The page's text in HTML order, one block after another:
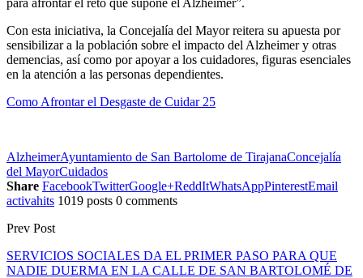
Con esta iniciativa, la Concejalía del Mayor reitera su apuesta por
sensibilizar a la población sobre el impacto del Alzheimer y otras
demencias, así como por apoyar a los cuidadores, figuras esenciales
en la atención a las personas dependientes.
Como Afrontar el Desgaste de Cuidar 25
AlzheimerAyuntamiento de San Bartolome de TirajanaConcejalía
del MayorCuidados
Share FacebookTwitterGoogle+ReddItWhatsAppPinterestEmail
activahits 1019 posts 0 comments
Prev Post
SERVICIOS SOCIALES DA EL PRIMER PASO PARA QUE
NADIE DUERMA EN LA CALLE DE SAN BARTOLOMÉ DE